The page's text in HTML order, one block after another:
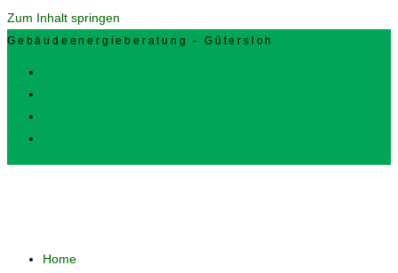
Zum Inhalt springen
Gebäudeenergieberatung - Gütersloh
Home